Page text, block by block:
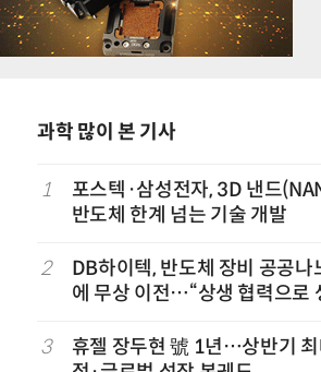
과학 많이 본 기사
1
포스텍·삼성전자, 3D 낸드
반도체 한계 넘는 기술 개발
2
DB하이텍, 반도체 장비 공공나
에 무상 이전…“상생 협력으로
3
휴젤 장두현 號 1년…상반기 최